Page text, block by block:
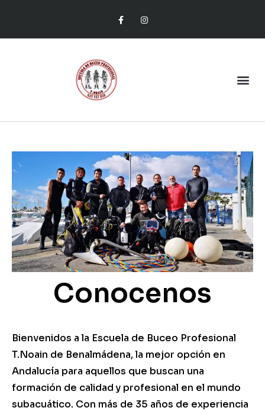
Conocenos
Bienvenidos a la Escuela de Buceo Profesional
T.Noain de Benalmádena, la mejor opción en
Andalucía para aquellos que buscan una
formación de calidad y profesional en el mundo
subacuático. Con más de 35 años de experiencia